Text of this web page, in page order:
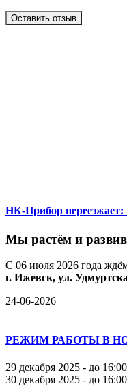
Оставить отзыв
НК-Прибор переезжает:
Мы растём и
С 06 июля 2026 года
г. Ижевск, ул.
24-06-2026
РЕЖИМ РАБОТЫ В
29 декабря 2025 - до 16:00
30 декабря 2025 - до 16:00